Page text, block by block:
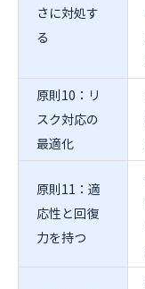
さに対処す
る
原則10：リ
スク対応の
最適化
原則11：適
応性と回復
力を持つ